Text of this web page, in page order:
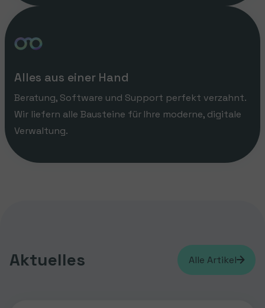
Alles aus einer Hand
Beratung, Software und Support perfekt verzahnt.
Wir liefern alle Bausteine für Ihre moderne, digitale
Verwaltung.
Aktuelles Alle Artikel